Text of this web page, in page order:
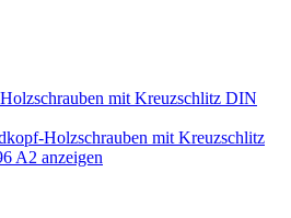
mit Kreuzschlitz DIN
Holzschrauben mit Kreuzschlitz
A2 anzeigen